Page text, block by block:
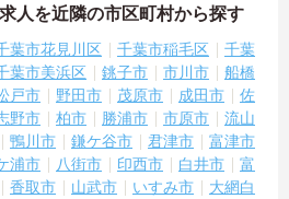
人を近隣の市区町村から探す
葉市花見川区 千葉市稲毛区
千葉
葉市美浜区 銚子市 市川市
船橋
戸市 野田市 茂原市 成田市
佐
野市 柏市 勝浦市 市原市
流山
鴨川市 鎌ケ谷市 君津市
富津市
浦市 八街市 印西市 白井市
富
香取市 山武市 いすみ市
大網白